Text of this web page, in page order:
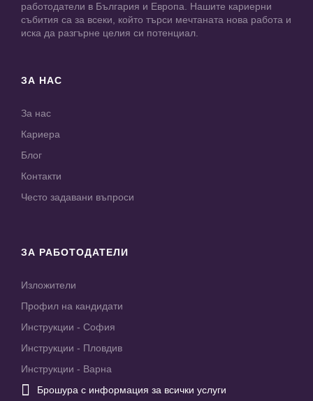
работодатели в България и Европа. Нашите кариерни
събития са за всеки, който търси мечтаната нова работа и
иска да разгърне целия си потенциал.
ЗА НАС
За нас
Кариера
Блог
Контакти
Често задавани въпроси
ЗА РАБОТОДАТЕЛИ
Изложители
Профил на кандидати
Инструкции - София
Инструкции - Пловдив
Инструкции - Варна
 Брошура с информация за всички услуги